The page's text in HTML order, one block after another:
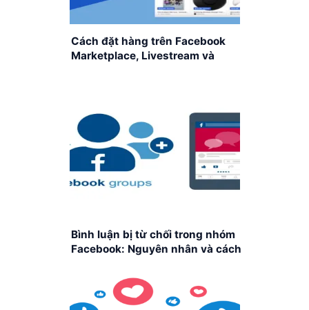
Cách đặt hàng trên Facebook
Marketplace, Livestream và
Bình luận bị từ chối trong nhóm
Facebook: Nguyên nhân và cách